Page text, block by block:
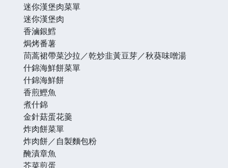
迷你漢堡肉菜單
迷你漢堡肉
香滷銀鱈
焗烤番薯
茼蒿裙帶菜沙拉／乾炒韭黃豆芽／秋葵味噌湯
什錦海鮮餅菜單
什錦海鮮餅
香煎鰹魚
煮什錦
金針菇蛋花羹
炸肉餅菜單
炸肉餅／自製麵包粉
醃漬章魚
芥菜煎蛋